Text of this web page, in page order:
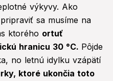
výkyvy. Ako
sa musíme na
ktorého ortuť
hranicu 30 °C. Pôjde
no letnú idylku vzápätí
ktoré ukončia toto